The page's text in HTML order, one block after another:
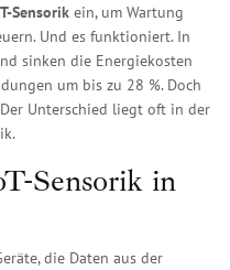
Sensorik ein, um Wartung
Und es funktioniert. In
sinken die Energiekosten
um bis zu 28 %. Doch
Unterschied liegt oft in der
Sensorik in
die Daten aus der